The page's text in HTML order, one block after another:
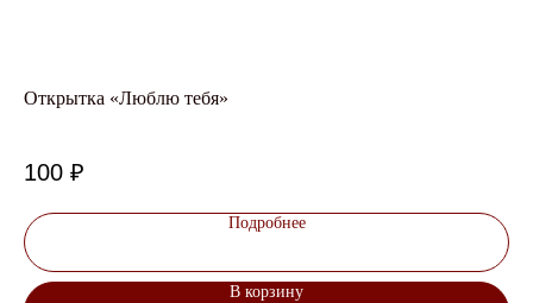
Открытка «Люблю тебя»
100 ₽
Подробнее
В корзину